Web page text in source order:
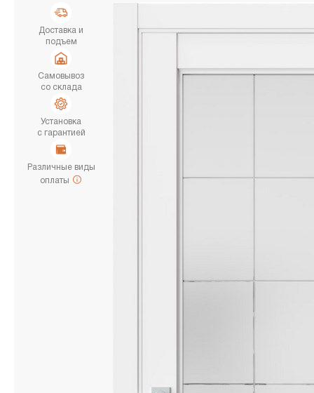
Доставка и
подъем
Самовывоз
со склада
Установка
с гарантией
Различные виды
оплаты